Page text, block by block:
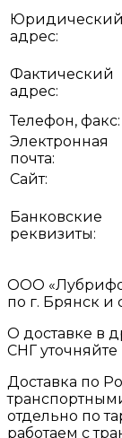
Юридический
адрес:
Фактический
адрес:
Телефон, факс:
Электронная
почта:
Сайт:
Банковские
реквизиты:
ООО
по г. Брянск и
О доставке в
СНГ
Доставка по
отдельно по
работаем с